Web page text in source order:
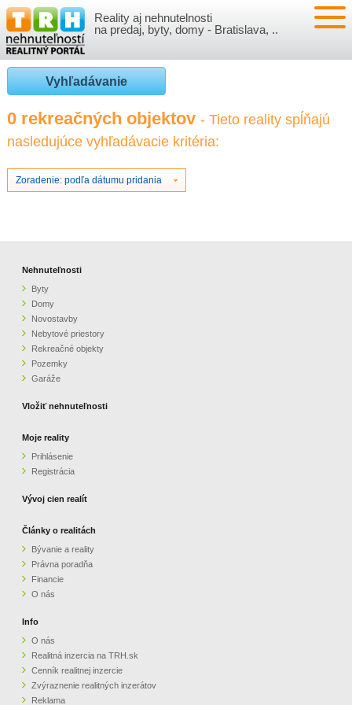
Reality aj nehnutelnosti
na predaj, byty, domy - Bratislava, ..
NEHNUTEĽNOSTI
BYTY
NOVOSTAVBY
NEBYTOVÉ PRIESTORY
GARÁŽE
VLOŽIŤ NEHNUTEĽNOSTI
PRIHLÁSENIE
REGISTRÁCIA
VÝVOJ CIEN REALÍT
ČLÁNKY O REALITÁCH
O NÁS
CENNÍK REALITNEJ INZERCIE
ZVÝRAZNENIE REALITNÝCH INZERÁTOV
PARTNERI
OBCHODNÉ PODMIENKY
KONTAKT
Vyhľadávanie
0 rekreačných objektov - Tieto reality spĺňajú
nasledujúce vyhľadávacie kritéria:
Zoradenie: podľa dátumu pridania
Nehnuteľnosti
Byty
Domy
Novostavby
Nebytové priestory
Rekreačné objekty
Pozemky
Garáže
Vložiť nehnuteľnosti
Moje reality
Prihlásenie
Registrácia
Vývoj cien realít
Články o realitách
Bývanie a reality
Právna poradňa
Financie
O nás
Info
O nás
Realitná inzercia na TRH.sk
Cenník realitnej inzercie
Zvýraznenie realitných inzerátov
Reklama